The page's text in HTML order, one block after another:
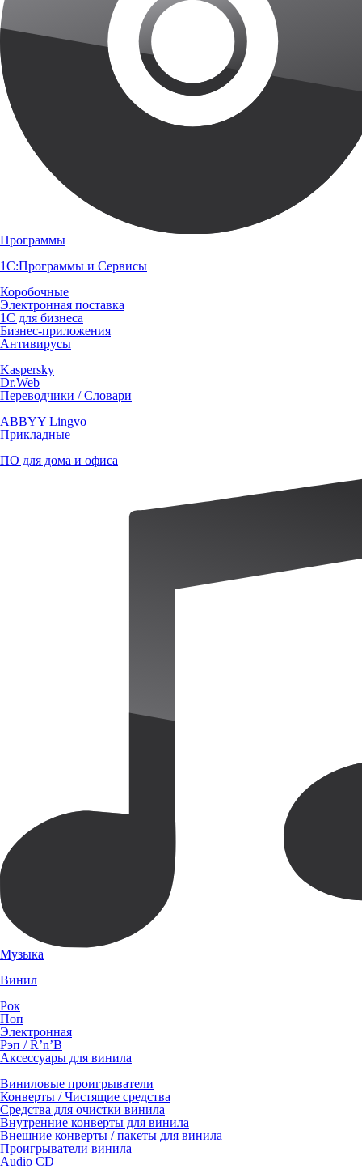
Программы
1С:Программы и Сервисы
Коробочные
Электронная поставка
1С для бизнеса
Бизнес-приложения
Антивирусы
Kaspersky
Dr.Web
Переводчики / Словари
ABBYY Lingvo
Прикладные
ПО для дома и офиса
Музыка
Винил
Рок
Поп
Электронная
Рэп / R’n’B
Аксессуары для винила
Виниловые проигрыватели
Конверты / Чистящие средства
Средства для очистки винила
Внутренние конверты для винила
Внешние конверты / пакеты для винила
Проигрыватели винила
Audio CD